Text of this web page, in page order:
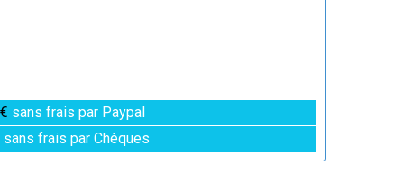
sans frais par Paypal
sans frais par Chèques